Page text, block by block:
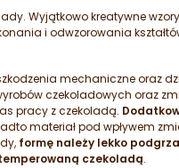
Wyjątkowo kreatywne
i odwzorowania
mechaniczne oraz
czekoladowych oraz
pracy z czekoladą.
materiał pod wpływem
formę należy lekko
czekoladą.